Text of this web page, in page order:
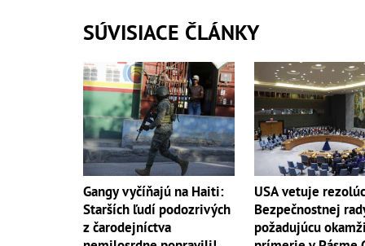
SÚVISIACE ČLÁNKY
Gangy vyčíňajú na Haiti:
Starších ľudí podozrivých
z čarodejníctva
USA vetuje
Bezpečnostnej
požadujúcu